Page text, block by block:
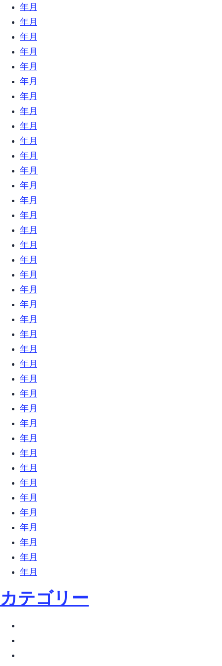
2021年6月 (1)
2021年4月 (1)
2021年1月 (1)
2020年12月 (1)
2020年10月 (1)
2020年7月 (7)
2020年6月 (3)
2020年5月 (4)
2020年4月 (6)
2020年3月 (5)
2020年2月 (7)
2020年1月 (7)
2019年12月 (23)
2019年11月 (18)
2019年10月 (24)
2019年9月 (31)
2019年8月 (21)
2019年7月 (9)
2019年6月 (23)
2019年5月 (6)
2019年4月 (12)
2019年3月 (18)
2019年2月 (17)
2019年1月 (34)
2018年12月 (18)
2018年11月 (17)
2018年10月 (16)
2018年9月 (17)
2018年8月 (13)
2018年7月 (32)
2018年6月 (23)
2018年5月 (26)
2018年4月 (10)
2018年3月 (18)
2018年2月 (31)
2018年1月 (27)
2017年12月 (9)
2017年11月 (6)
2017年10月 (27)
カテゴリー